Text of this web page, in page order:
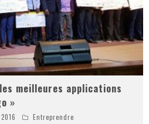
meilleures applications
»
Entreprendre